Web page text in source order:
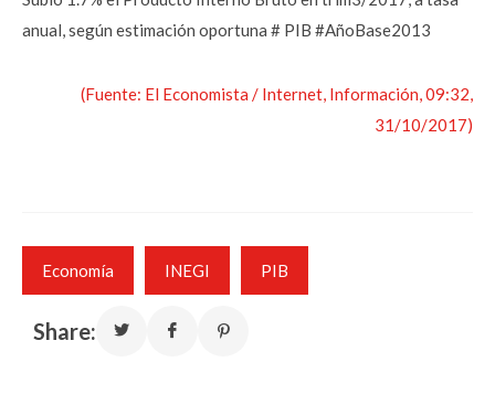
anual, según estimación oportuna # PIB #AñoBase2013
(Fuente: El Economista / Internet, Información, 09:32,
31/10/2017)
Economía INEGI PIB
Share: